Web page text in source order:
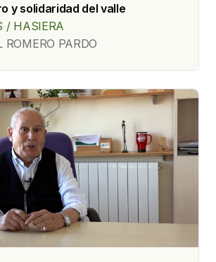
y solidaridad del valle
/ HASIERA
PARDO